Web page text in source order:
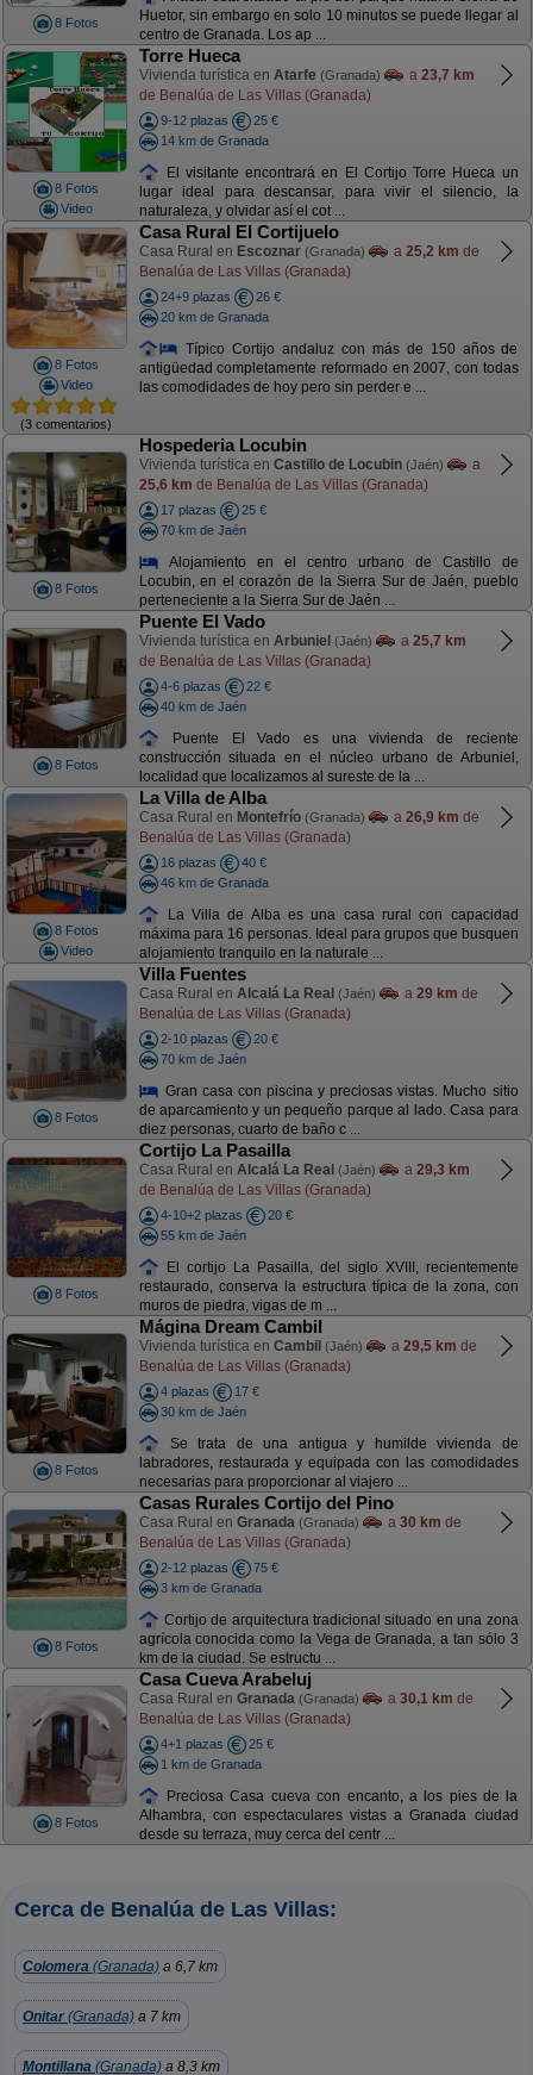
8 Fotos
Huetor, sin embargo en solo 10 minutos se puede llegar al
centro de Granada. Los ap ...
8 Fotos
Video
Torre Hueca
Vivienda turística en Atarfe (Granada) a 23,7 km
de Benalúa de Las Villas (Granada)
9-12 plazas
25 €
14 km de Granada
El visitante encontrará en El Cortijo Torre Hueca un
lugar ideal para descansar, para vivir el silencio, la
naturaleza, y olvidar así el cot ...
8 Fotos
Video
(3 comentarios)
Casa Rural El Cortijuelo
Casa Rural en Escoznar (Granada) a 25,2 km de
Benalúa de Las Villas (Granada)
24+9 plazas
26 €
20 km de Granada
Típico Cortijo andaluz con más de 150 años de
antigüedad completamente reformado en 2007, con todas
las comodidades de hoy pero sin perder e ...
8 Fotos
Hospederia Locubin
Vivienda turística en Castillo de Locubin (Jaén)
a
25,6 km de Benalúa de Las Villas (Granada)
17 plazas
25 €
70 km de Jaén
Alojamiento en el centro urbano de Castillo de
Locubin, en el corazón de la Sierra Sur de Jaén, pueblo
perteneciente a la Sierra Sur de Jaén ...
8 Fotos
Puente El Vado
Vivienda turística en Arbuniel (Jaén) a 25,7 km
de Benalúa de Las Villas (Granada)
4-6 plazas
22 €
40 km de Jaén
Puente El Vado es una vivienda de reciente
construcción situada en el núcleo urbano de Arbuniel,
localidad que localizamos al sureste de la ...
8 Fotos
Video
La Villa de Alba
Casa Rural en Montefrío (Granada) a 26,9 km de
Benalúa de Las Villas (Granada)
16 plazas
40 €
46 km de Granada
La Villa de Alba es una casa rural con capacidad
máxima para 16 personas. Ideal para grupos que busquen
alojamiento tranquilo en la naturale ...
8 Fotos
Villa Fuentes
Casa Rural en Alcalá La Real (Jaén) a 29 km de
Benalúa de Las Villas (Granada)
2-10 plazas
20 €
70 km de Jaén
Gran casa con piscina y preciosas vistas. Mucho sitio
de aparcamiento y un pequeño parque al lado. Casa para
diez personas, cuarto de baño c ...
8 Fotos
Cortijo La Pasailla
Casa Rural en Alcalá La Real (Jaén) a 29,3 km
de Benalúa de Las Villas (Granada)
4-10+2 plazas
20 €
55 km de Jaén
El cortijo La Pasailla, del siglo XVIII, recientemente
restaurado, conserva la estructura típica de la zona, con
muros de piedra, vigas de m ...
8 Fotos
Mágina Dream Cambil
Vivienda turística en Cambil (Jaén) a 29,5 km de
Benalúa de Las Villas (Granada)
4 plazas
17 €
30 km de Jaén
Se trata de una antigua y humilde vivienda de
labradores, restaurada y equipada con las comodidades
necesarias para proporcionar al viajero ...
8 Fotos
Casas Rurales Cortijo del Pino
Casa Rural en Granada (Granada) a 30 km de
Benalúa de Las Villas (Granada)
2-12 plazas
75 €
3 km de Granada
Cortijo de arquitectura tradicional situado en una zona
agrícola conocida como la Vega de Granada, a tan sólo 3
km de la ciudad. Se estructu ...
8 Fotos
Casa Cueva Arabeluj
Casa Rural en Granada (Granada) a 30,1 km de
Benalúa de Las Villas (Granada)
4+1 plazas
25 €
1 km de Granada
Preciosa Casa cueva con encanto, a los pies de la
Alhambra, con espectaculares vistas a Granada ciudad
desde su terraza, muy cerca del centr ...
Cerca de Benalúa de Las Villas:
Colomera (Granada) a 6,7 km
Onitar (Granada) a 7 km
Montillana (Granada) a 8,3 km